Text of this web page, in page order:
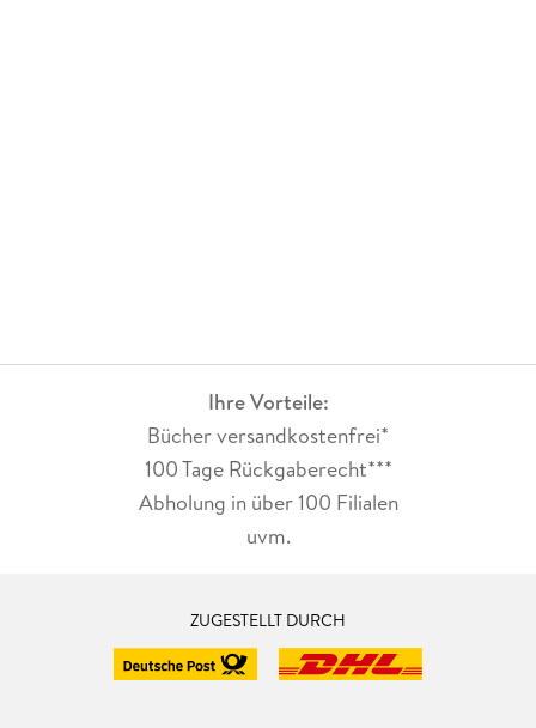
Ihre Vorteile:
Bücher versandkostenfrei*
100 Tage Rückgaberecht***
Abholung in über 100 Filialen
uvm.
ZUGESTELLT DURCH